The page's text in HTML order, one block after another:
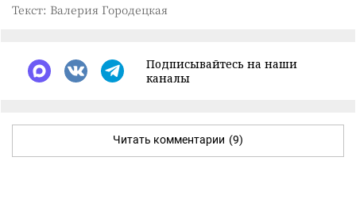
Текст: Валерия Городецкая
Подписывайтесь на наши
каналы
Читать комментарии (9)